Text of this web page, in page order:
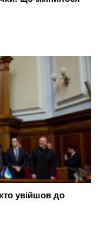
увійшов до